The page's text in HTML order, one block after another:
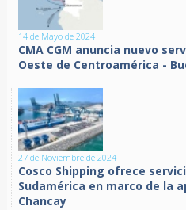
14 de Mayo de 2024
CMA CGM anuncia nuevo
Oeste de Centroamérica -
27 de Noviembre de 2024
Cosco Shipping ofrece
Sudamérica en marco de la
Chancay